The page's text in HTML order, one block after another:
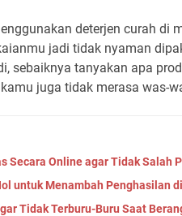
deterjen curah di
jadi tidak nyaman
sebaiknya tanyakan apa
juga tidak merasa was-
Secara Online agar Tidak Salah
untuk Menambah Penghasilan
Tidak Terburu-Buru Saat